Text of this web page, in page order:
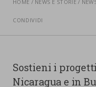
PARTECIPA
Ufficio Stampa
Centro studi
nostra cookies policy.
Cookie strettamente
Cookie di Analisi
HOME NEWS E STORIE
CONDIVIDI
Sostieni i
Nicaragua e in